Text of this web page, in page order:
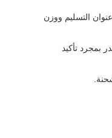
التسليم ووزن
بمجرد تأكيد